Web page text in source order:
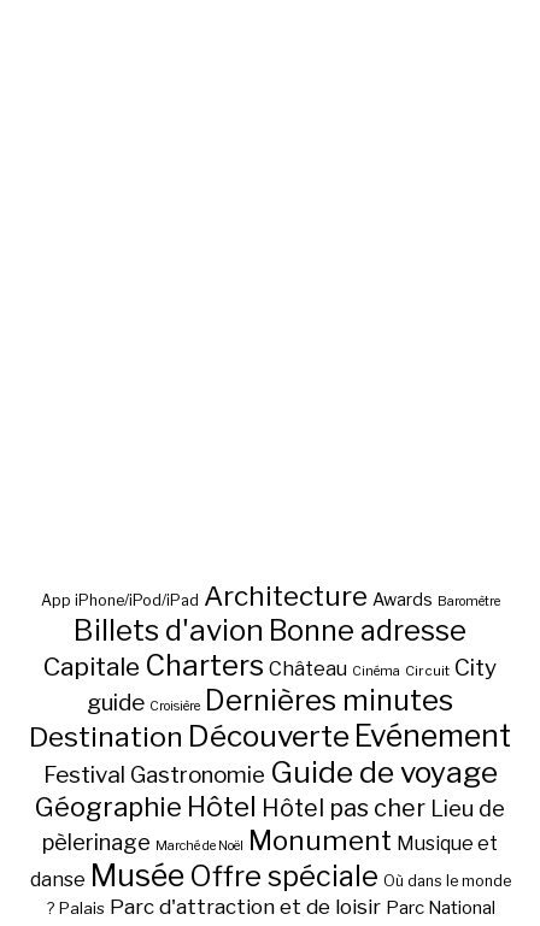
App iPhone/iPod/iPad Architecture Awards Baromètre
Billets d'avion Bonne adresse
Capitale Charters Château Cinéma Circuit City
guide Croisière Dernières minutes
Destination Découverte Evénement
Festival Gastronomie Guide de voyage
Géographie Hôtel Hôtel pas cher Lieu de
pèlerinage Marché de Noël Monument Musique et
danse Musée Offre spéciale Où dans le monde
? Palais Parc d'attraction et de loisir Parc National